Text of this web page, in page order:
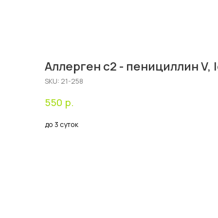
Аллерген c2 - пенициллин V,
SKU: 21-258
550 р.
до 3 суток